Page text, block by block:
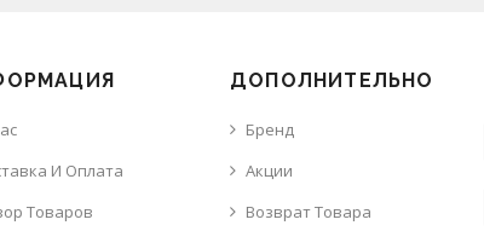
И Оплата
Товаров
ДОПОЛНИТЕЛЬНО
Бренд
Акции
Возврат Товара